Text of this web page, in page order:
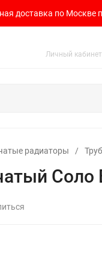
доставка по Москве
Личный кабинет
радиаторы /